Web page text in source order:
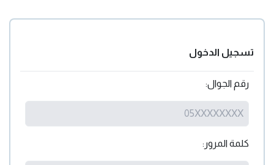
تسجيل الدخول
رقم الجوال:
كلمة المرور: